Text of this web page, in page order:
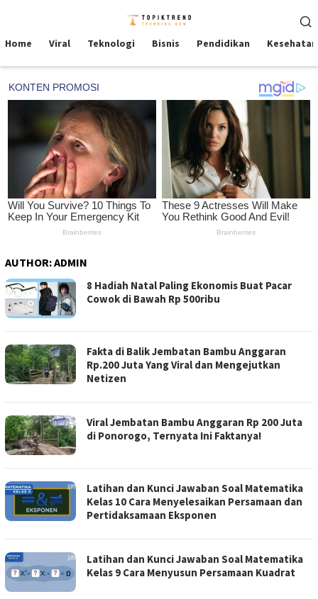
Menu
Home Viral Teknologi Bisnis Pendidikan Kesehatan
AUTHOR:ADMIN
8 Hadiah Natal Paling Ekonomis Buat Pacar
Cowok di Bawah Rp 500ribu
Fakta di Balik Jembatan Bambu Anggaran
Rp.200 Juta Yang Viral dan Mengejutkan
Netizen
Viral Jembatan Bambu Anggaran Rp 200 Juta
di Ponorogo, Ternyata Ini Faktanya!
Latihan dan Kunci Jawaban Soal Matematika
Kelas 10 Cara Menyelesaikan Persamaan dan
Pertidaksamaan Eksponen
Latihan dan Kunci Jawaban Soal Matematika
Kelas 9 Cara Menyusun Persamaan Kuadrat